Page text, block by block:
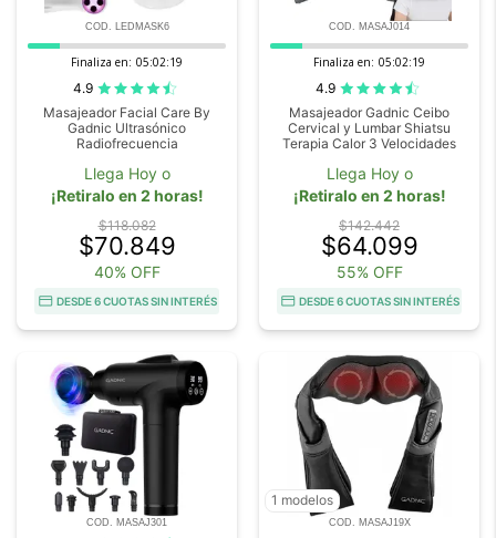
COD. LEDMASK6
Finaliza en: 05:02:18
4.9
Masajeador Facial Care By
Gadnic Ultrasónico
Radiofrecuencia
Llega Hoy o
¡Retiralo en 2 horas!
$118.082
$70.849
40% OFF
DESDE 6 CUOTAS SIN INTERÉS
COD. MASAJ014
Finaliza en: 05:02:18
4.9
Masajeador Gadnic Ceibo
Cervical y Lumbar Shiatsu
Terapia Calor 3 Velocidades
Llega Hoy o
¡Retiralo en 2 horas!
$142.442
$64.099
55% OFF
DESDE 6 CUOTAS SIN INTERÉS
COD. MASAJ301
1 modelos
COD. MASAJ19X